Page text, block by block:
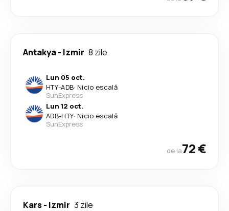
Antakya- Izmir 8 zile
Lun 05 oct.
HTY-ADB· Nicio escală
SunExpress
Lun 12 oct.
ADB-HTY· Nicio escală
SunExpress
de la72 €
Kars- Izmir 3 zile